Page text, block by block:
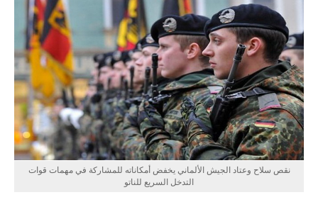
ليبيا | إنطلاق
تدريبات
فلينتلوك
2026 الدولية
بمشاركة
جيوش وقادة
من 30 دولة
بمدينة سرت
الليبية.
في خطوة
تُوصف بأنها
اختبار عملي
جديد لإمكانية
تقريب
المسافات بين
المؤسستين
نقص سلاح وعتاد الجيش الألماني يخفض أمكاناته للمشاركة في مهمات قوات
التدخل السريع للناتو